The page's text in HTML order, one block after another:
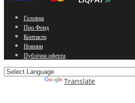
Головна
Про Фонд
Контакти
Новини
Публічна оферта
Translate